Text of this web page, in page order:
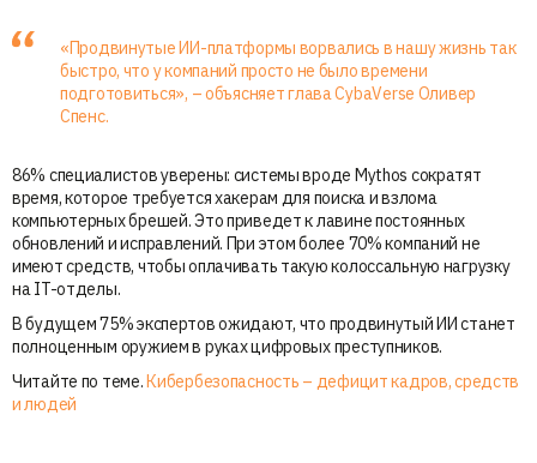
«Продвинутые ИИ-платформы ворвались в нашу жизнь так
быстро, что у компаний просто не было времени
подготовиться», – объясняет глава CybaVerse Оливер
Спенс.
86% специалистов уверены: системы вроде Mythos сократят
время, которое требуется хакерам для поиска и взлома
компьютерных брешей. Это приведет к лавине постоянных
обновлений и исправлений. При этом более 70% компаний не
имеют средств, чтобы оплачивать такую колоссальную нагрузку
на IT-отделы.
В будущем 75% экспертов ожидают, что продвинутый ИИ станет
полноценным оружием в руках цифровых преступников.
Читайте по теме.Кибербезопасность – дефицит кадров, средств
и людей